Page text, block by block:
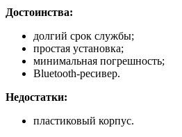
Достоинства:
долгий срок службы;
простая установка;
минимальная погрешность;
Bluetooth-ресивер.
Недостатки:
пластиковый корпус.